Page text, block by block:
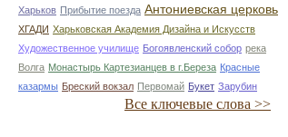
Харьков Прибытие поезда Антониевская церковь
ХГАДИ Харьковская Академия Дизайна и Искусств
Художественное училище Богоявленский собор река
Волга Монастырь Картезианцев в г.Береза Красные
казармы Бреский вокзал Первомай Букет Зарубин
Все ключевые слова >>